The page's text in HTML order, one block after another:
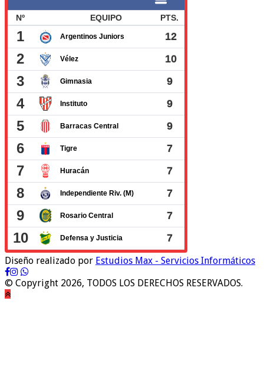
Diseño realizado por Estudios Max - Servicios Informáticos
© Copyright 2026, TODOS LOS DERECHOS RESERVADOS.